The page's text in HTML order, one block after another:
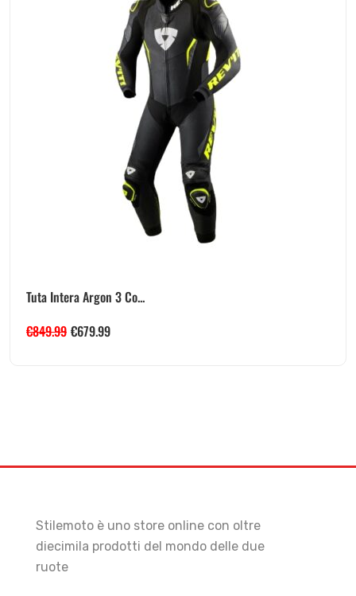
Tuta Intera Argon 3 Co...
€849.99 €679.99
Stilemoto è uno store online con oltre
diecimila prodotti del mondo delle due
ruote